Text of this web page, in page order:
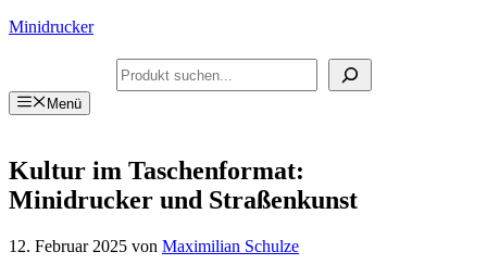
Zum
Minidrucker
Suchen
Menü
Kultur im Taschenformat:
Minidrucker und Straßenkunst
12. Februar 2025 von Maximilian Schulze